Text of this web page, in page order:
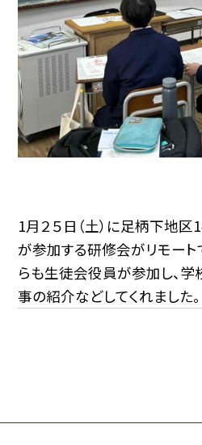
1月２５日（土）に足柄下地
が参加する研修会がリモート
らも生徒会役員が参加し、
事の紹介などしてくれました。